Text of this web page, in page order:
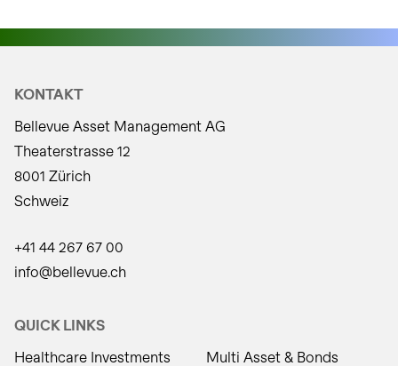
KONTAKT
Bellevue Asset Management AG
Theaterstrasse 12
8001 Zürich
Schweiz
+41 44 267 67 00
info@bellevue.ch
QUICK LINKS
Healthcare Investments
Multi Asset & Bonds